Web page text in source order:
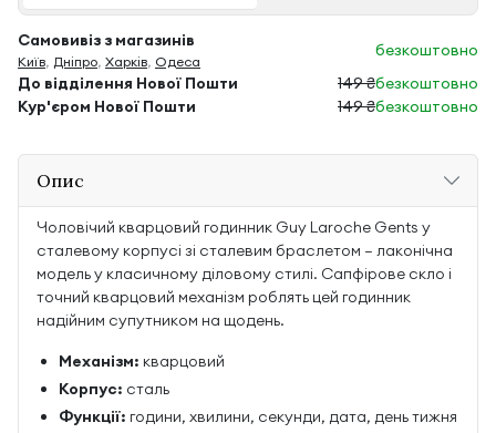
Самовивіз з магазинів
Київ, Дніпро, Харків, Одеса
безкоштовно
До відділення Нової Пошти
149 ₴безкоштовно
Кур'єром Нової Пошти
149 ₴безкоштовно
Опис
Чоловічий кварцовий годинник Guy Laroche Gents у
сталевому корпусі зі сталевим браслетом — лаконічна
модель у класичному діловому стилі. Сапфірове скло і
точний кварцовий механізм роблять цей годинник
надійним супутником на щодень.
Механізм: кварцовий
Корпус: сталь
Функції: години, хвилини, секунди, дата, день тижня